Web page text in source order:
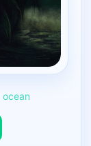
ocean